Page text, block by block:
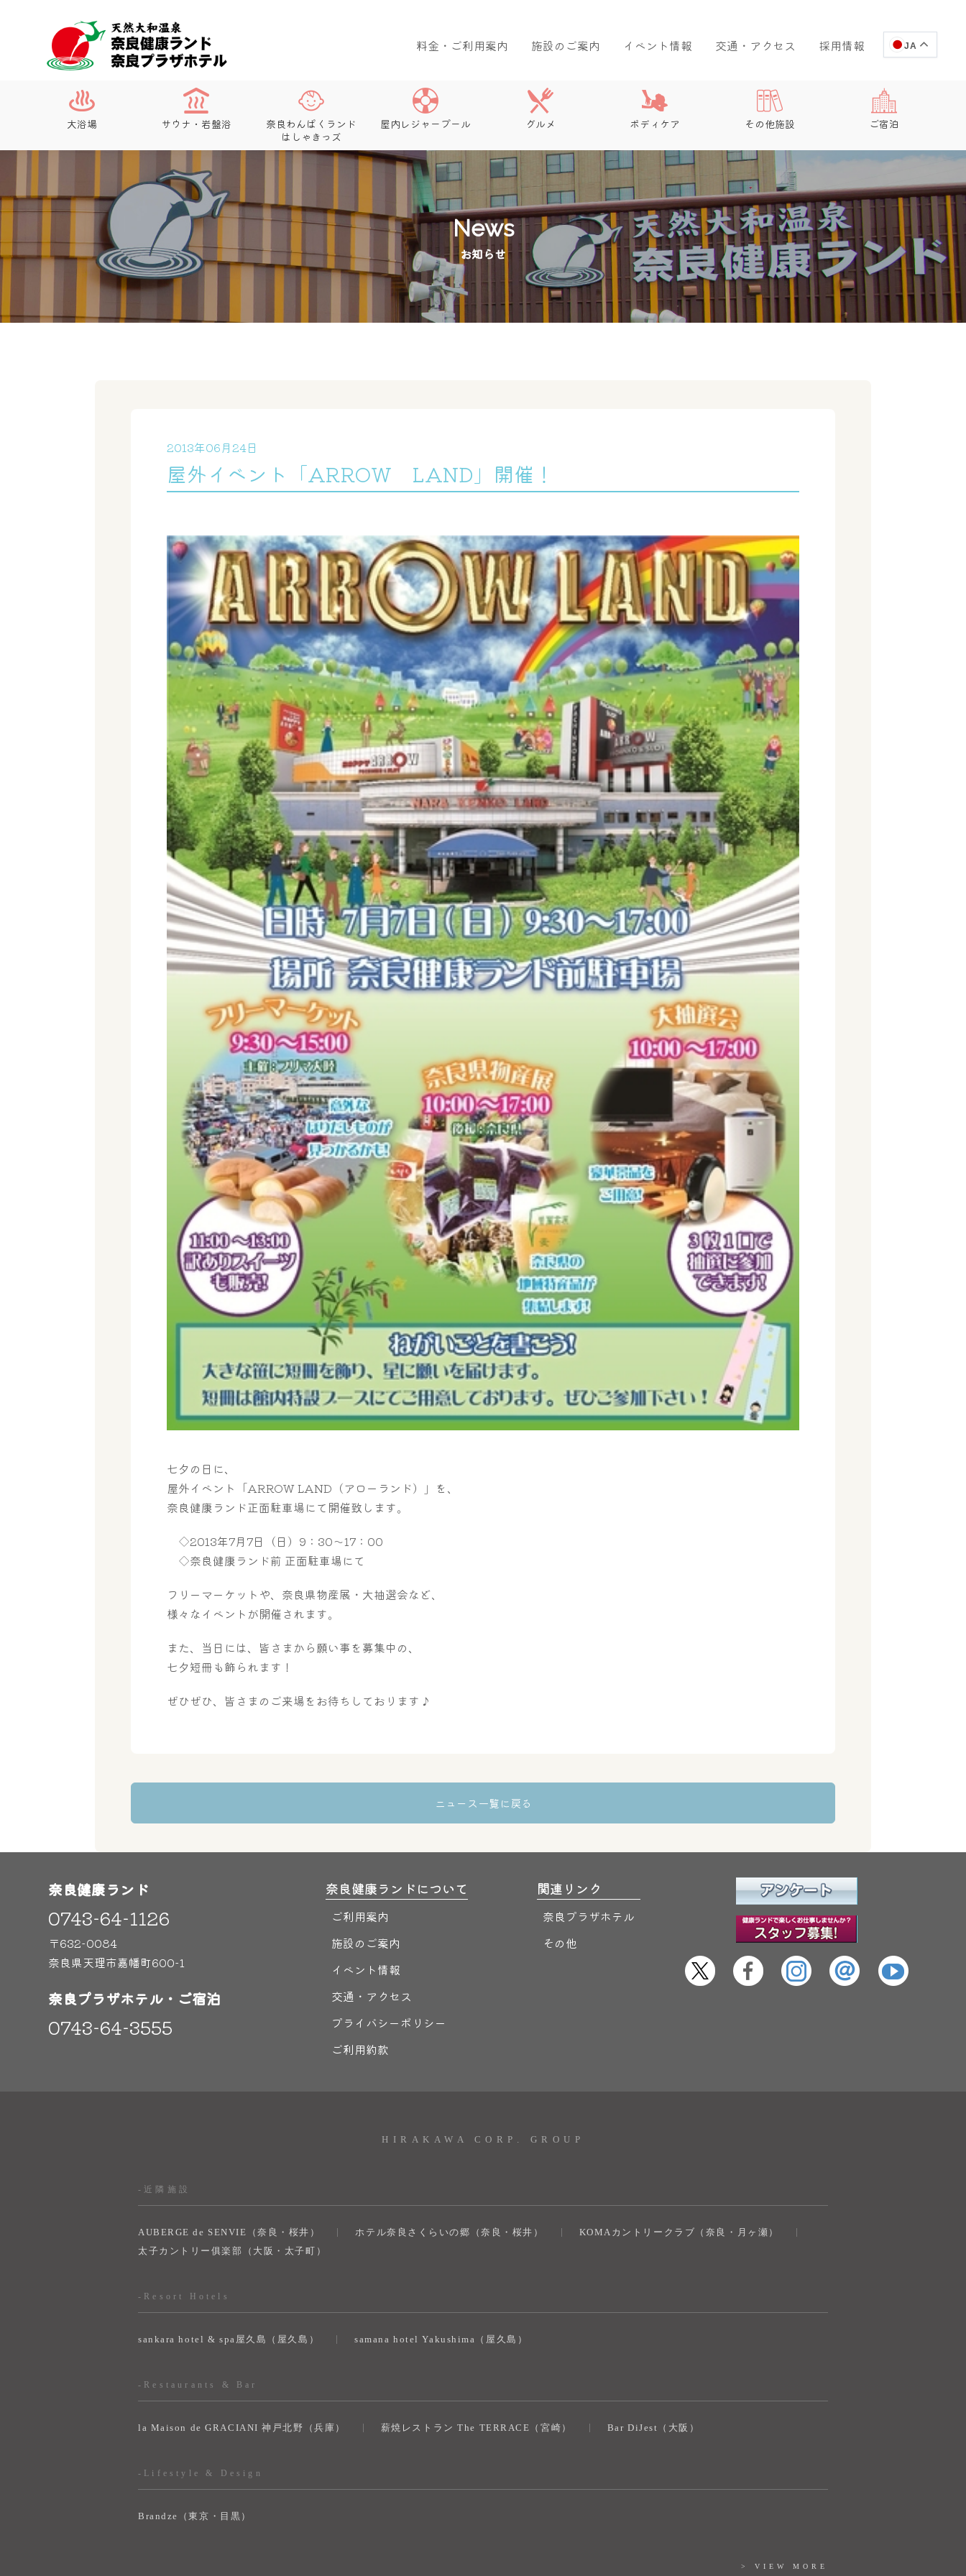
料金・ご利用案内 施設のご案内 イベント情報 交通・アクセス 採用情報 JA
大浴場 サウナ・岩盤浴
奈良わんぱくランド
はしゃきっズ
屋内レジャープール グルメ ボディケア その他施設 ご宿泊
News
お知らせ
2013年06月24日
屋外イベント「ARROW LAND」開催！
七夕の日に、
屋外イベント「ARROW LAND（アローランド）」を、
奈良健康ランド正面駐車場にて開催致します。
◇2013年7月7日（日）9：30～17：00
◇奈良健康ランド前 正面駐車場にて
フリーマーケットや、奈良県物産展・大抽選会など、
様々なイベントが開催されます。
また、当日には、皆さまから願い事を募集中の、
七夕短冊も飾られます！
ぜひぜひ、皆さまのご来場をお待ちしております♪
ニュース一覧に戻る
奈良健康ランド
0743-64-1126
〒632-0084
奈良県天理市嘉幡町600-1
奈良プラザホテル・ご宿泊
0743-64-3555
奈良健康ランドについて
ご利用案内
施設のご案内
イベント情報
交通・アクセス
プライバシーポリシー
ご利用約款
関連リンク
奈良プラザホテル
その他
HIRAKAWA CORP. GROUP
-近隣施設
AUBERGE de SENVIE（奈良・桜井） ホテル奈良さくらいの郷（奈良・桜井）
KOMAカントリークラブ（奈良・月ヶ瀬）
太子カントリー俱楽部（大阪・太子町）
-Resort Hotels
sankara hotel & spa屋久島（屋久島） samana hotel Yakushima（屋久島）
-Restaurants & Bar
la Maison de GRACIANI 神戸北野（兵庫） 薪焼レストラン The TERRACE（宮崎） Bar DiJest（大阪）
-Lifestyle & Design
Brandze（東京・目黒）
> VIEW MORE